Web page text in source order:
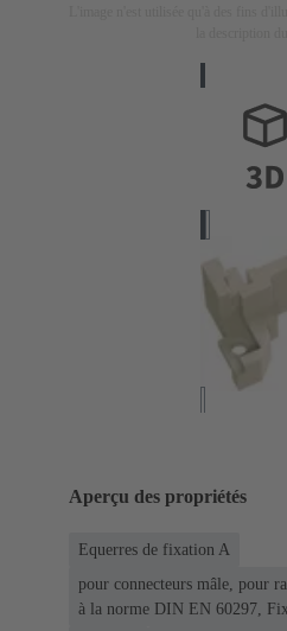
Aperçu des propriétés
Equerres de fixation A
pour connecteurs mâle, pour
à la norme DIN EN 60297,